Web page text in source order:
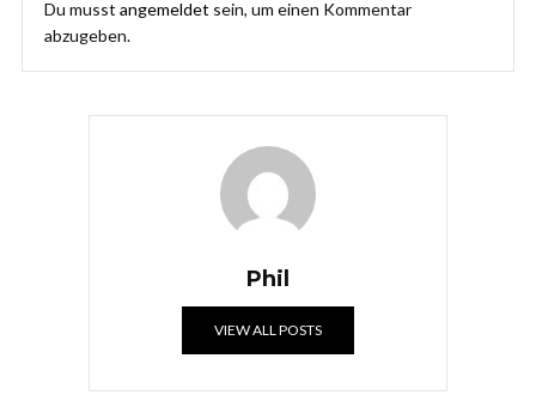
Du musst angemeldet sein, um einen Kommentar
abzugeben.
Phil
VIEW ALL POSTS